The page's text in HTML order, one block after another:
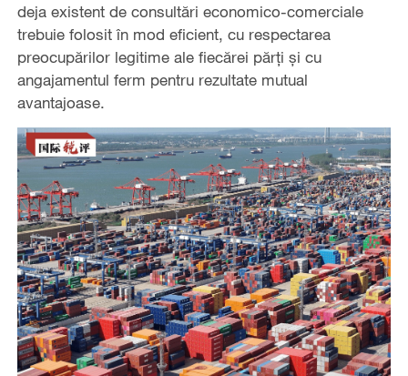
deja existent de consultări economico-comerciale
trebuie folosit în mod eficient, cu respectarea
preocupărilor legitime ale fiecărei părți și cu
angajamentul ferm pentru rezultate mutual
avantajoase.